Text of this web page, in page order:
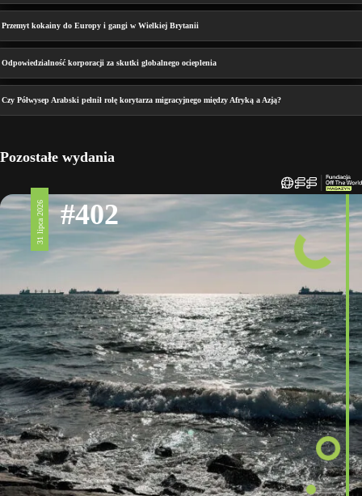
Przemyt kokainy do Europy i gangi w Wielkiej Brytanii
Odpowiedzialność korporacji za skutki globalnego ocieplenia
Czy Półwysep Arabski pełnił rolę korytarza migracyjnego między Afryką a Azją?
Pozostałe wydania
31 lipca 2026 #402